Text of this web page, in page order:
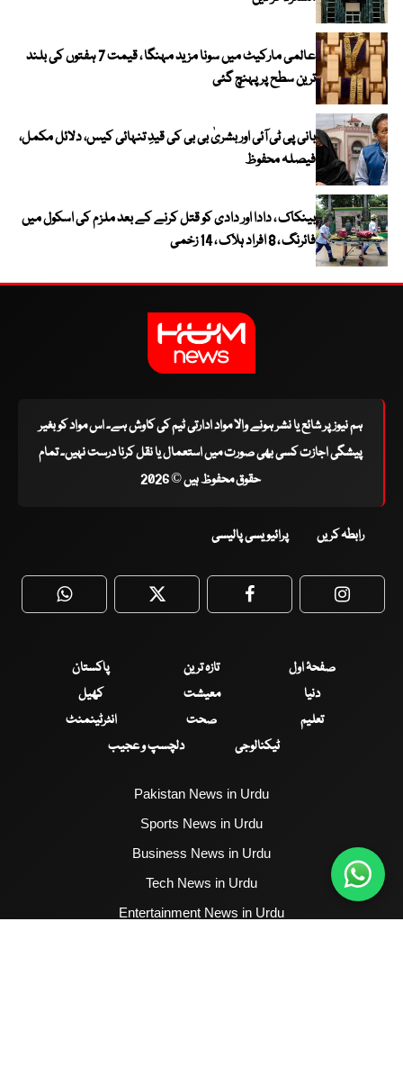
عالمی مارکیٹ میں سونا مزید مہنگا ، قیمت 7 ہفتوں کی بلند
ترین سطح پر پہنچ گئی
بانی پی ٹی آئی اور بشریٰ بی بی کی قیدِ تنہائی کیس، دلائل مکمل،
فیصلہ محفوظ
بینکاک ، دادا اور دادی کو قتل کرنے کے بعد ملزم کی اسکول میں
فائرنگ ، 8 افراد ہلاک ، 14 زخمی
ہم نیوز پر شائع یا نشر ہونے والا مواد ادارتی ٹیم کی کاوش ہے۔ اس مواد کو بغیر
پیشگی اجازت کسی بھی صورت میں استعمال یا نقل کرنا درست نہیں۔ تمام
حقوق محفوظ ہیں © 2026
رابطہ کریں پرائیویسی پالیسی
WhatsApp Twitter Facebook
صفحۂ اول تازہ ترین
پاکستان
دنیا
معیشت
کھیل
تعلیم
صحت
انٹرٹینمنٹ
ٹیکنالوجی
دلچسپ و عجیب
Pakistan News in Urdu
Sports News in Urdu
Business News in Urdu
Tech News in Urdu
Entertainment News in Urdu